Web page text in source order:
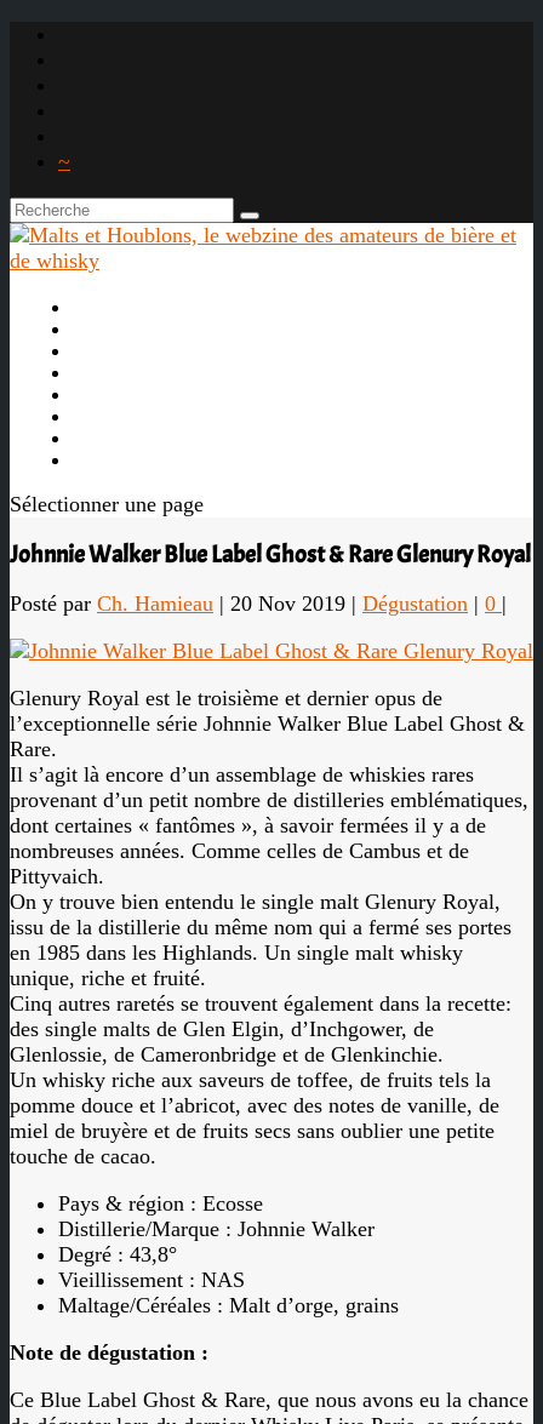
~
Sélectionner une page
Johnnie Walker Blue Label Ghost & Rare Glenury Royal
Posté par Ch. Hamieau | 20 Nov 2019 | Dégustation | 0 |
Glenury Royal est le troisième et dernier opus de
l’exceptionnelle série Johnnie Walker Blue Label Ghost &
Rare.
Il s’agit là encore d’un assemblage de whiskies rares
provenant d’un petit nombre de distilleries emblématiques,
dont certaines « fantômes », à savoir fermées il y a de
nombreuses années. Comme celles de Cambus et de
Pittyvaich.
On y trouve bien entendu le single malt Glenury Royal,
issu de la distillerie du même nom qui a fermé ses portes
en 1985 dans les Highlands. Un single malt whisky
unique, riche et fruité.
Cinq autres raretés se trouvent également dans la recette:
des single malts de Glen Elgin, d’Inchgower, de
Glenlossie, de Cameronbridge et de Glenkinchie.
Un whisky riche aux saveurs de toffee, de fruits tels la
pomme douce et l’abricot, avec des notes de vanille, de
miel de bruyère et de fruits secs sans oublier une petite
touche de cacao.
Pays & région : Ecosse
Distillerie/Marque : Johnnie Walker
Degré : 43,8°
Vieillissement : NAS
Maltage/Céréales : Malt d’orge, grains
Note de dégustation :
Ce Blue Label Ghost & Rare, que nous avons eu la chance